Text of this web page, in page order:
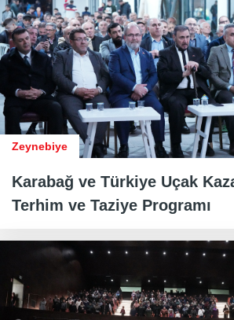
Zeynebiye
Karabağ ve Türkiye Uçak
Terhim ve Taziye Programı